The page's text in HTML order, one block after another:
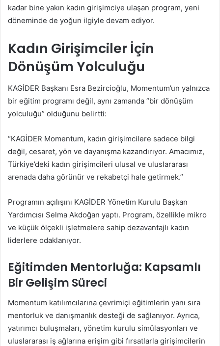
kadar bine yakın kadın girişimciye ulaşan program, yeni
döneminde de yoğun ilgiyle devam ediyor.
Kadın Girişimciler İçin
Dönüşüm Yolculuğu
KAGİDER Başkanı Esra Bezircioğlu, Momentum’un yalnızca
bir eğitim programı değil, aynı zamanda “bir dönüşüm
yolculuğu” olduğunu belirtti:
“KAGİDER Momentum, kadın girişimcilere sadece bilgi
değil, cesaret, yön ve dayanışma kazandırıyor. Amacımız,
Türkiye’deki kadın girişimcileri ulusal ve uluslararası
arenada daha görünür ve rekabetçi hale getirmek.”
Programın açılışını KAGİDER Yönetim Kurulu Başkan
Yardımcısı Selma Akdoğan yaptı. Program, özellikle mikro
ve küçük ölçekli işletmelere sahip dezavantajlı kadın
liderlere odaklanıyor.
Eğitimden Mentorluğa: Kapsamlı
Bir Gelişim Süreci
Momentum katılımcılarına çevrimiçi eğitimlerin yanı sıra
mentorluk ve danışmanlık desteği de sağlanıyor. Ayrıca,
yatırımcı buluşmaları, yönetim kurulu simülasyonları ve
uluslararası iş ağlarına erişim gibi fırsatlarla girişimcilerin